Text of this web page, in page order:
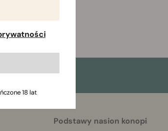
Podstawy nasion konopi
18 lat